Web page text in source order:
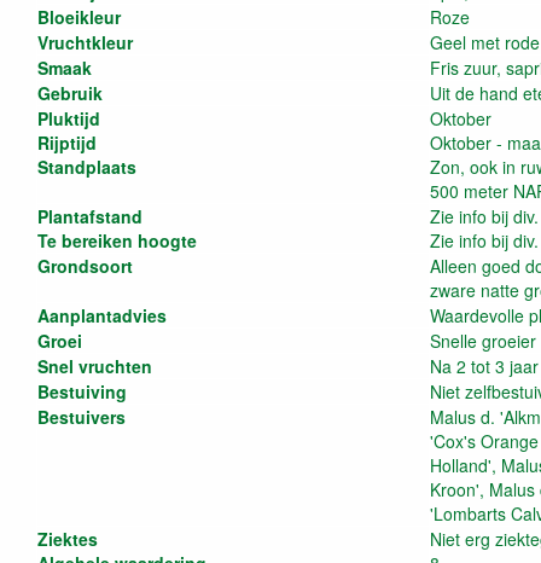
Bloeikleur
Roze
Vruchtkleur
Geel met
Smaak
Fris zuur,
Gebruik
Uit de hand
Pluktijd
Rijptijd
Standplaats
Oktober
Oktober -
Zon, ook in
500 meter
Plantafstand
Te bereiken hoogte
Zie info bij
Zie info bij
Grondsoort
Alleen goed
zware natte
Aanplantadvies
Waardevolle
Groei
Snelle groeier
Snel vruchten
Na 2 tot 3 jaar
Bestuiving
Niet
Bestuivers
Malus d.
'Cox's
Holland',
Kroon',
'Lombarts
Ziektes
Niet erg